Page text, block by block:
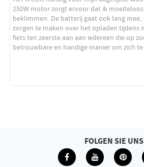
FOLGEN SIE UNS